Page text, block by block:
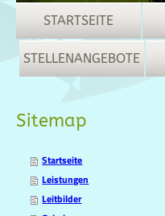
STARTSEITE
STELLENANGEBOTE
Sitemap
Startseite
Leistungen
Leitbilder